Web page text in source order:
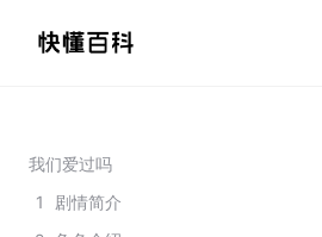
我们爱过吗
1
剧情简介